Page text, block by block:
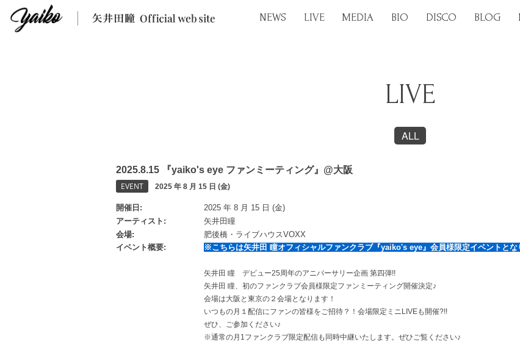
NEWS LIVE MEDIA BIO DISCO BLOG
LIVE
ALL
2025.8.15 『yaiko's eye ファンミーティング』@大阪
EVENT 2025 年 8 月 15 日 (金)
開催日
2025 年 8 月 15 日 (金)
アーティスト
矢井田瞳
会場
肥後橋・ライブハウスVOXX
イベント概要
※こちらは矢井田 瞳オフィシャルファンクラブ『yaiko's eye』会員様限定イベントと
矢井田 瞳 デビュー25周年のアニバーサリー企画 第四弾!!
矢井田 瞳、初のファンクラブ会員様限定ファンミーティング開催決定♪
会場は大阪と東京の２会場となります！
いつもの月１配信にファンの皆様をご招待？！会場限定ミニLIVEも開催?!!
ぜひ、ご参加ください♪
※通常の月1ファンクラブ限定配信も同時中継いたします。ぜひご覧ください♪